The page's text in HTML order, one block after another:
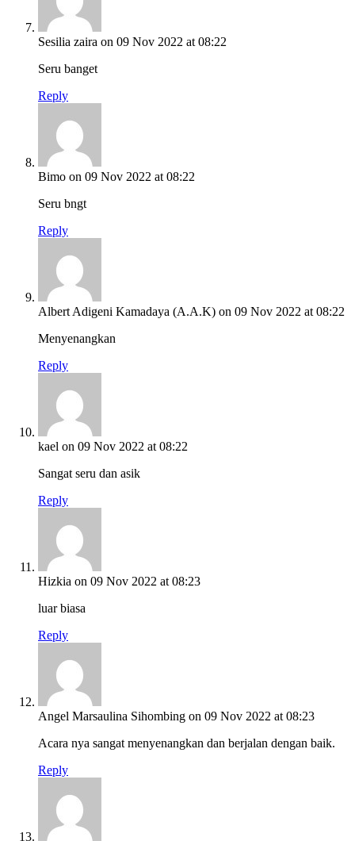
Sesilia zaira on 09 Nov 2022 at 08:22
Seru banget
Reply
Bimo on 09 Nov 2022 at 08:22
Seru bngt
Reply
Albert Adigeni Kamadaya (A.A.K) on 09 Nov 2022 at 08:22
Menyenangkan
Reply
kael on 09 Nov 2022 at 08:22
Sangat seru dan asik
Reply
Hizkia on 09 Nov 2022 at 08:23
luar biasa
Reply
Angel Marsaulina Sihombing on 09 Nov 2022 at 08:23
Acara nya sangat menyenangkan dan berjalan dengan baik.
Reply